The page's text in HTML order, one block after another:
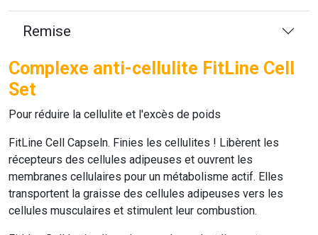
Remise
Complexe anti-cellulite FitLine Cell
Set
Pour réduire la cellulite et l'excès de poids
FitLine Cell Capseln. Finies les cellulites ! Libèrent les
récepteurs des cellules adipeuses et ouvrent les
membranes cellulaires pour un métabolisme actif. Elles
transportent la graisse des cellules adipeuses vers les
cellules musculaires et stimulent leur combustion.